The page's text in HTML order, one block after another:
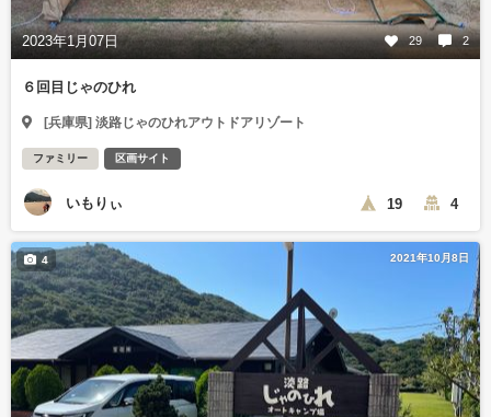
2023年1月07日 29 2
６回目じゃのひれ
[兵庫県] 淡路じゃのひれアウトドアリゾート
ファミリー 区画サイト
いもりぃ 19 4
2021年10月8日
4